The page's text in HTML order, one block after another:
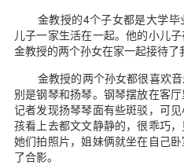
金教授的4个子女都是大学
儿子一家生活在一起。他的小儿
金教授的两个孙女在家一起接待了
金教授的两个孙女都很喜欢
别是钢琴和扬琴。钢琴摆放在客
记者发现扬琴琴面有些斑驳，可
孩看上去都文文静静的，很乖巧
她们拍照片，姐妹俩就坐在自己
了合影。